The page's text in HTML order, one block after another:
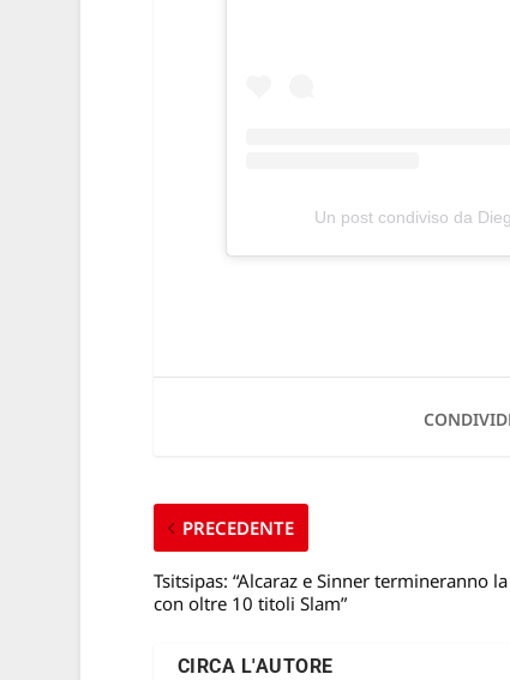
Un post condiviso da
PRECEDENTE
Tsitsipas: “Alcaraz e Sinner termineranno
con oltre 10 titoli Slam”
CIRCA L'AUTORE